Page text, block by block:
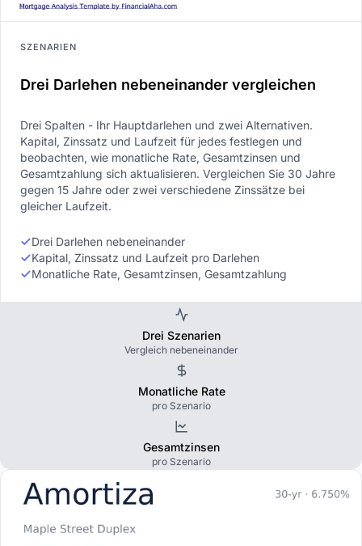
SZENARIEN
Drei Darlehen nebeneinander vergleichen
Drei Spalten - Ihr Hauptdarlehen und zwei Alternativen.
Kapital, Zinssatz und Laufzeit für jedes festlegen und
beobachten, wie monatliche Rate, Gesamtzinsen und
Gesamtzahlung sich aktualisieren. Vergleichen Sie 30 Jahre
gegen 15 Jahre oder zwei verschiedene Zinssätze bei
gleicher Laufzeit.
Drei Darlehen nebeneinander
Kapital, Zinssatz und Laufzeit pro Darlehen
Monatliche Rate, Gesamtzinsen, Gesamtzahlung
Drei Szenarien
Vergleich nebeneinander
Monatliche Rate
pro Szenario
Gesamtzinsen
pro Szenario